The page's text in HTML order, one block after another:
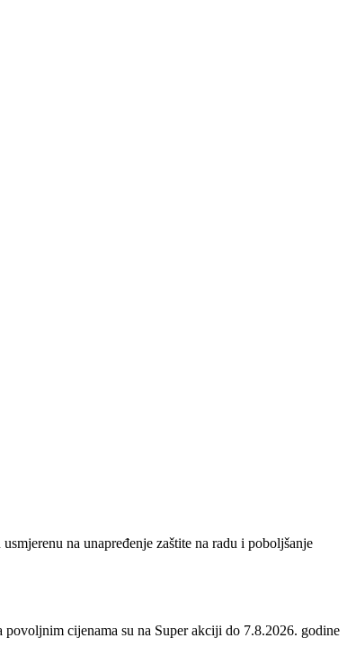
na unapređenje zaštite na radu i poboljšanje
cijenama su na Super akciji do 7.8.2026. godine